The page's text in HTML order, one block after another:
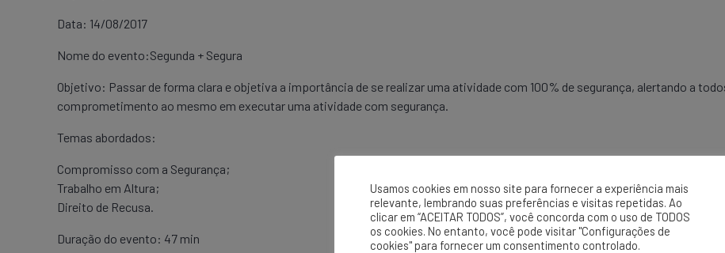
Data: 14/08/2017
Nome do evento:Segunda + Segura
Objetivo: Passar de forma clara e objetiva a importância de se realizar uma atividade com 100% de segurança, alertando a
comprometimento ao mesmo em executar uma atividade com segurança.
Temas abordados:
Compromisso com a Segurança;
Trabalho em Altura;
Direito de Recusa.
Duração do evento: 47 min
Usamos cookies em nosso site para fornecer a experiência mais
relevante, lembrando suas preferências e visitas repetidas. Ao
clicar em “ACEITAR TODOS”, você concorda com o uso de TODOS
os cookies. No entanto, você pode visitar "Configurações de
cookies" para fornecer um consentimento controlado.